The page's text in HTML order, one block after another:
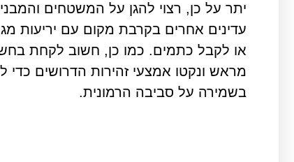
יתר על כן, רצוי להגן על המשטחים
עדינים אחרים בקרבת מקום עם יריעות
או לקבל כתמים. כמו כן, חשוב לקחת
מראש ונקטו אמצעי זהירות הדרושים כדי
בשמירה על סביבה הרמונית.